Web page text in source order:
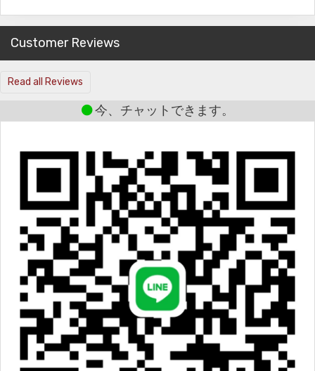
Customer Reviews
Read all Reviews
今、チャットできます。